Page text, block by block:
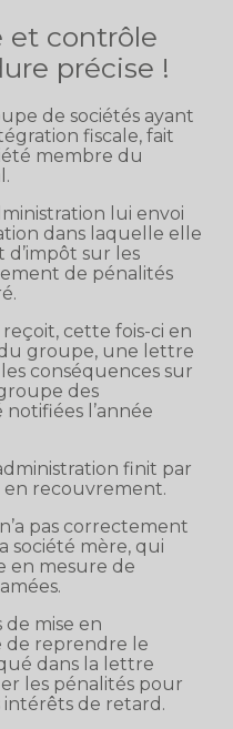
et contrôle
précise !
de sociétés ayant
fiscale, fait
membre du
lui envoi
dans laquelle elle
sur les
de pénalités
cette fois-ci en
groupe, une lettre
conséquences sur
des
l’année
finit par
en recouvrement.
pas correctement
société mère, qui
en mesure de
de mise en
de reprendre le
dans la lettre
les pénalités pour
de retard.